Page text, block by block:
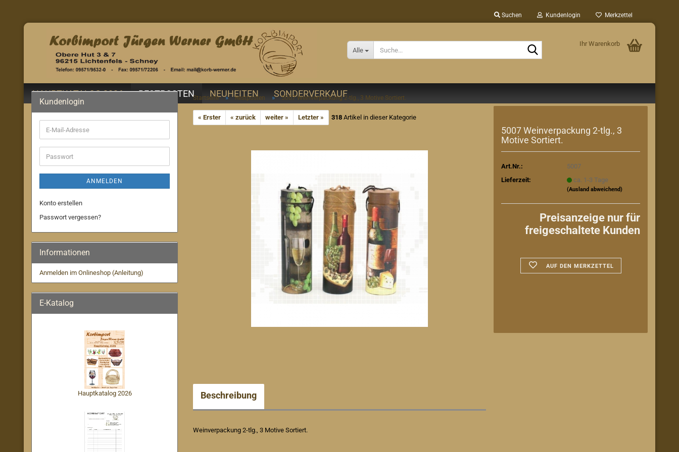
Suchen Kundenlogin Merkzettel
Alle
Ihr Warenkorb
HAUPTKATALOG 2026 RESTPOSTEN NEUHEITEN SONDERVERKAUF
Startseite » Restposten » 5007 Weinverpackung 2-tlg., 3 Motive Sortiert.
« Erster « zurück weiter » Letzter » 318 Artikel in dieser Kategorie
5007 Weinverpackung 2-tlg., 3
Motive Sortiert.
Art.Nr.:
5007
Lieferzeit:
ca. 1-3 Tage
(Ausland abweichend)
Preisanzeige nur für
freigeschaltete Kunden
AUF DEN MERKZETTEL
Beschreibung
Weinverpackung 2-tlg., 3 Motive Sortiert.
Kundenlogin
E-
Mail-
Adresse
Passwort
ANMELDEN
Konto erstellen
Passwort vergessen?
Informationen
Anmelden im Onlineshop (Anleitung)
E-Katalog
Hauptkatalog 2026